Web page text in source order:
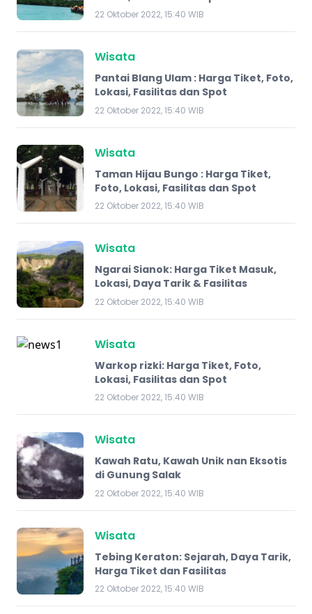
22 Oktober 2022, 15:40 WIB
Wisata
Pantai Blang Ulam : Harga Tiket, Foto,
Lokasi, Fasilitas dan Spot
22 Oktober 2022, 15:40 WIB
Wisata
Taman Hijau Bungo : Harga Tiket,
Foto, Lokasi, Fasilitas dan Spot
22 Oktober 2022, 15:40 WIB
Wisata
Ngarai Sianok: Harga Tiket Masuk,
Lokasi, Daya Tarik & Fasilitas
22 Oktober 2022, 15:40 WIB
Wisata
Warkop rizki: Harga Tiket, Foto,
Lokasi, Fasilitas dan Spot
22 Oktober 2022, 15:40 WIB
Wisata
Kawah Ratu, Kawah Unik nan Eksotis
di Gunung Salak
22 Oktober 2022, 15:40 WIB
Wisata
Tebing Keraton: Sejarah, Daya Tarik,
Harga Tiket dan Fasilitas
22 Oktober 2022, 15:40 WIB